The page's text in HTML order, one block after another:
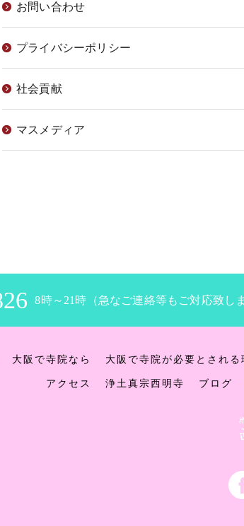
お問い合わせ
プライバシーポリシー
社会貢献
マスメディア
8時～21時（急なご連絡等もご対応致し
大阪で寺院なら 大阪で寺院が必要とされる
アクセス 浄土真宗西明寺 ブログ